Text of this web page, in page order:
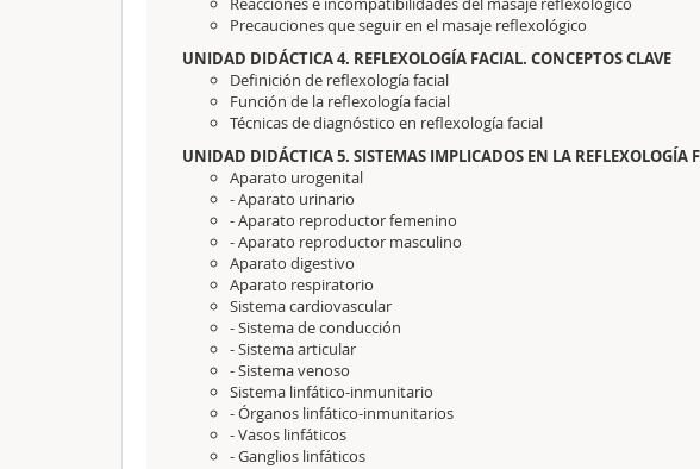
Precauciones que seguir en el masaje reflexológico
UNIDAD DIDÁCTICA 4. REFLEXOLOGÍA FACIAL. CONCEPTOS CLAVE
Definición de reflexología facial
Función de la reflexología facial
Técnicas de diagnóstico en reflexología facial
UNIDAD DIDÁCTICA 5. SISTEMAS IMPLICADOS EN LA REFLEXOLOGÍA
Aparato urogenital
- Aparato urinario
- Aparato reproductor femenino
- Aparato reproductor masculino
Aparato digestivo
Aparato respiratorio
Sistema cardiovascular
- Sistema de conducción
- Sistema articular
- Sistema venoso
Sistema linfático-inmunitario
- Órganos linfático-inmunitarios
- Vasos linfáticos
- Ganglios linfáticos